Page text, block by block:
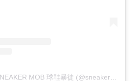
A post shared by SNEAKER MOB 球鞋暴徒 (@sneakermob)